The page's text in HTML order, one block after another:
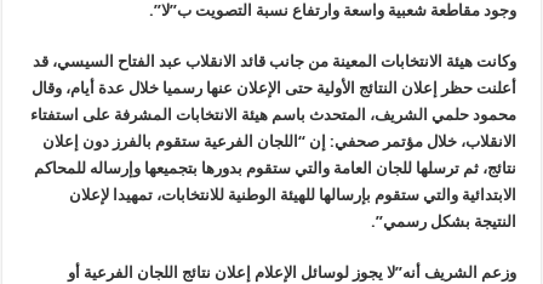
وجود مقاطعة شعبية واسعة وارتفاع نسبة التصويت ب”لا”.
وكانت هيئة الانتخابات المعينة من جانب قائد الانقلاب عبد الفتاح السيسي، قد
أعلنت حظر إعلان النتائج الأولية حتى الإعلان عنها رسميا خلال عدة أيام، وقال
محمود حلمي الشريف، المتحدث باسم هيئة الانتخابات المشرفة على استفتاء
الانقلاب، خلال مؤتمر صحفي: إن “اللجان الفرعية ستقوم بالفرز دون إعلان
نتائج، ثم ترسلها للجان العامة والتي ستقوم بدورها بتجميعها وإرساله للمحاكم
الابتدائية والتي ستقوم بإرسالها للهيئة الوطنية للانتخابات، تمهيدا لإعلان
النتيجة بشكل رسمي”.
وزعم الشريف أنه”لا يجوز لوسائل الإعلام إعلان نتائج اللجان الفرعية أو